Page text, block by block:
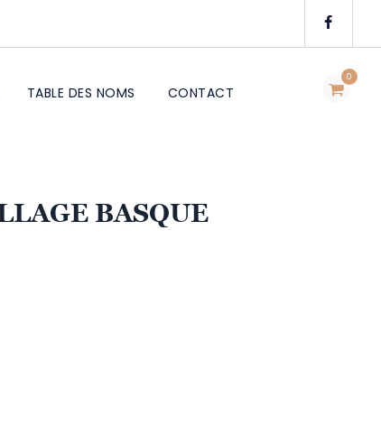
0
TABLE DES NOMS CONTACT
BASQUE